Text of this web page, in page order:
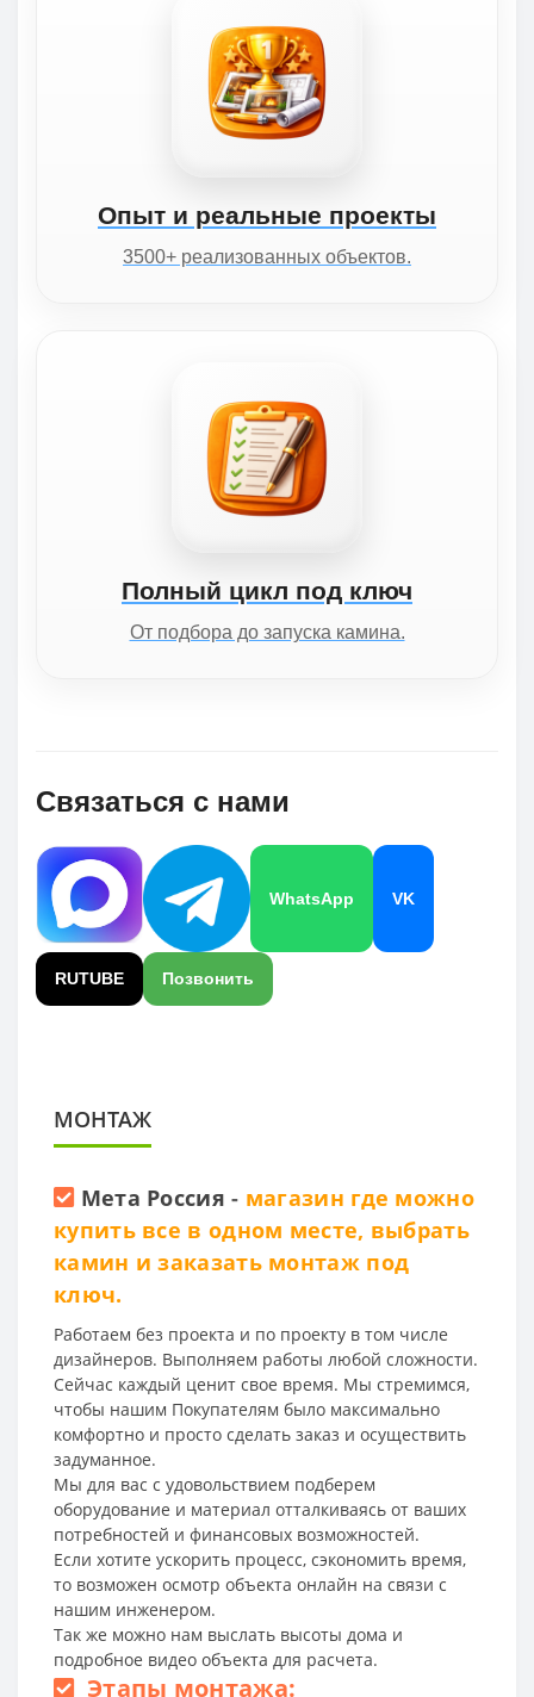
Опыт и реальные проекты
3500+ реализованных объектов.
Полный цикл под ключ
От подбора до запуска камина.
Связаться с нами
WhatsApp VK
RUTUBE Позвонить
МОНТАЖ
Мета Россия - магазин где можно
купить все в одном месте, выбрать
камин и заказать монтаж под
ключ.
Работаем без проекта и по проекту в том числе
дизайнеров. Выполняем работы любой сложности.
Сейчас каждый ценит свое время. Мы стремимся,
чтобы нашим Покупателям было максимально
комфортно и просто сделать заказ и осуществить
задуманное.
Мы для вас с удовольствием подберем
оборудование и материал отталкиваясь от ваших
потребностей и финансовых возможностей.
Если хотите ускорить процесс, сэкономить время,
то возможен осмотр объекта онлайн на связи с
нашим инженером.
Так же можно нам выслать высоты дома и
подробное видео объекта для расчета.
Этапы монтажа: